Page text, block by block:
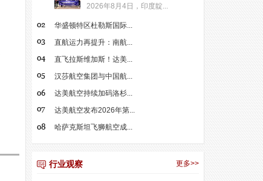
2026年8月4日，印度靛...
华盛顿特区杜勒斯国际...
直航运力再提升：南航...
直飞拉斯维加斯！达美...
汉莎航空集团与中国航...
达美航空持续加码洛杉...
达美航空发布2026年第...
哈萨克斯坦飞狮航空成...
更多>>
行业观察